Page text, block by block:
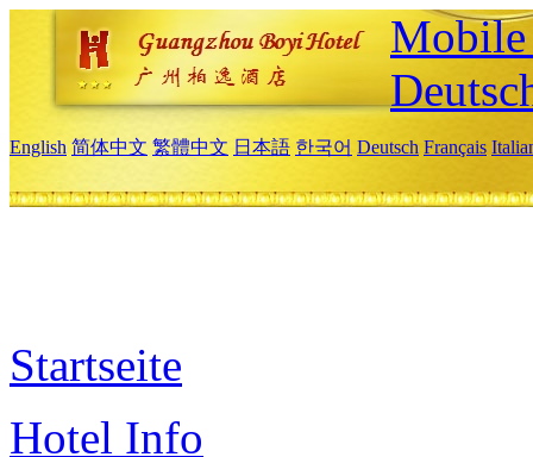
English 简体中文 繁體中文 日本語 한국어 Deutsch Français
Startseite
Hotel Info